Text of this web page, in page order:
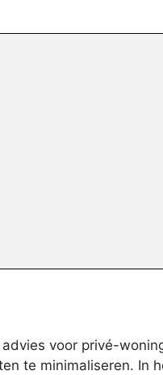
voor privé-
te minimaliseren. In